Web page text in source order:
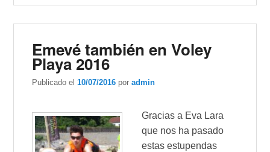
Emevé también en Voley
Playa 2016
Publicado el10/07/2016 poradmin
Gracias a Eva Lara
que nos ha pasado
estas estupendas